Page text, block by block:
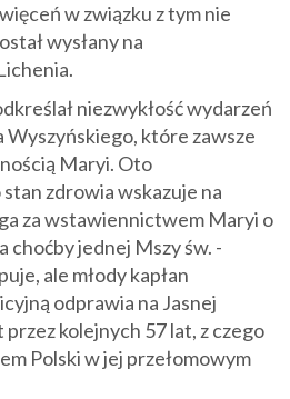
w związku z tym nie
wysłany na
niezwykłość wydarzeń
Wyszyńskiego, które zawsze
Maryi. Oto
zdrowia wskazuje na
za wstawiennictwem Maryi o
choćby jednej Mszy św. -
ale młody kapłan
odprawia na Jasnej
przez kolejnych 57 lat, z czego
Polski w jej przełomowym